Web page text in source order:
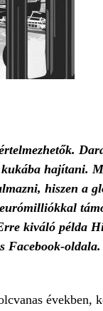
hajítani.
hiszen a
kiváló példa
Facebook-oldala.
években,